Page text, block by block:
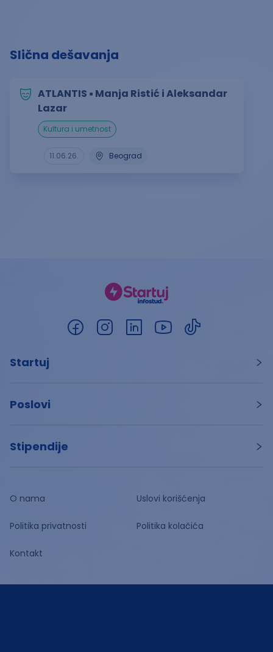
Slična dešavanja
ATLANTIS ▪︎ Manja Ristić i Aleksandar
Lazar
kultura i umetnost
11.06.26. Beograd
Startuj
Poslovi
Stipendije
O nama Uslovi korišćenja
Politika privatnosti Politika kolačića
Kontakt